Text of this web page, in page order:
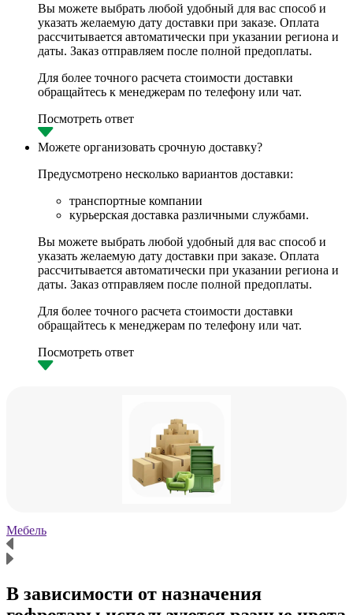
Вы можете выбрать любой удобный для вас способ и
указать желаемую дату доставки при заказе. Оплата
рассчитывается автоматически при указании региона и
даты. Заказ отправляем после полной предоплаты.
Для более точного расчета стоимости доставки
обращайтесь к менеджерам по телефону или чат.
Посмотреть ответ
Можете организовать срочную доставку?
Предусмотрено несколько вариантов доставки:
транспортные компании
курьерская доставка различными службами.
Вы можете выбрать любой удобный для вас способ и
указать желаемую дату доставки при заказе. Оплата
рассчитывается автоматически при указании региона и
даты. Заказ отправляем после полной предоплаты.
Для более точного расчета стоимости доставки
обращайтесь к менеджерам по телефону или чат.
Посмотреть ответ
Мебель
В зависимости от назначения